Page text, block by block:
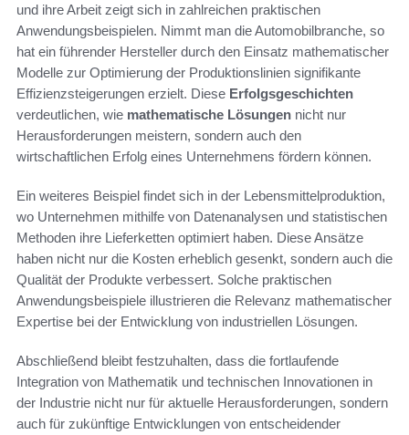
und ihre Arbeit zeigt sich in zahlreichen praktischen
Anwendungsbeispielen. Nimmt man die Automobilbranche, so
hat ein führender Hersteller durch den Einsatz mathematischer
Modelle zur Optimierung der Produktionslinien signifikante
Effizienzsteigerungen erzielt. Diese Erfolgsgeschichten
verdeutlichen, wie mathematische Lösungen nicht nur
Herausforderungen meistern, sondern auch den
wirtschaftlichen Erfolg eines Unternehmens fördern können.
Ein weiteres Beispiel findet sich in der Lebensmittelproduktion,
wo Unternehmen mithilfe von Datenanalysen und statistischen
Methoden ihre Lieferketten optimiert haben. Diese Ansätze
haben nicht nur die Kosten erheblich gesenkt, sondern auch die
Qualität der Produkte verbessert. Solche praktischen
Anwendungsbeispiele illustrieren die Relevanz mathematischer
Expertise bei der Entwicklung von industriellen Lösungen.
Abschließend bleibt festzuhalten, dass die fortlaufende
Integration von Mathematik und technischen Innovationen in
der Industrie nicht nur für aktuelle Herausforderungen, sondern
auch für zukünftige Entwicklungen von entscheidender